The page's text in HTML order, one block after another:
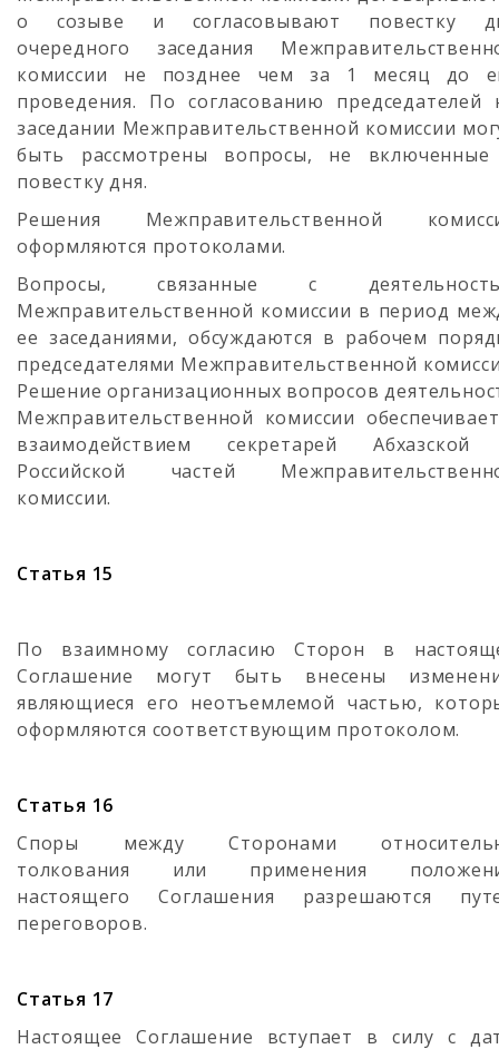
о созыве и согласовывают повестку
очередного заседания
комиссии не позднее чем за 1 месяц до
проведения. По согласованию председателей
заседании Межправительственной комиссии
быть рассмотрены вопросы, не
повестку дня.
Решения Межправительственной
оформляются протоколами.
Вопросы, связанные с
Межправительственной комиссии в период
ее заседаниями, обсуждаются в рабочем
председателями Межправительственной
Решение организационных вопросов
Межправительственной комиссии
взаимодействием секретарей
Российской частей
комиссии.
Статья 15
По взаимному согласию Сторон в
Соглашение могут быть внесены
являющиеся его неотъемлемой частью,
оформляются соответствующим протоколом.
Статья 16
Споры между Сторонами
толкования или применения
настоящего Соглашения разрешаются
переговоров.
Статья 17
Настоящее Соглашение вступает в силу с